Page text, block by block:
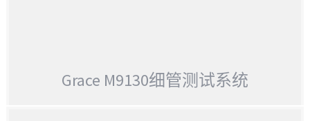
Grace M9130细管测试系统